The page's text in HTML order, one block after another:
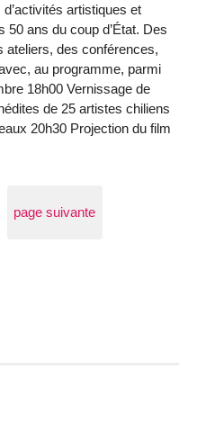
artistiques et
ans du coup d’État. Des
ateliers, des conférences,
au programme, parmi
18h00 Vernissage de
de 25 artistes chiliens
20h30 Projection du film
page suivante